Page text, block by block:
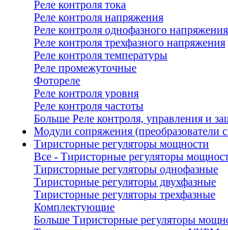
Реле контроля тока
Реле контроля напряжения
Реле контроля однофазного напряжения
Реле контроля трехфазного напряжения
Реле контроля температуры
Реле промежуточные
Фотореле
Реле контроля уровня
Реле контроля частоты
Больше Реле контроля, управления и
Модули сопряжения (преобразователи
Тиристорные регуляторы мощности
Все - Тиристорные регуляторы
Тиристорные регуляторы однофазные
Тиристорные регуляторы двухфазные
Тиристорные регуляторы трехфазные
Комплектующие
Больше Тиристорные регуляторы